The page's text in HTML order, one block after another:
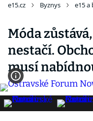
e15.cz Byznys e15 a
Móda
nestačí.
musí